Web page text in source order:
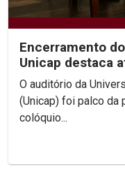
Encerramento
Unicap destaca
Chibata nos...
O auditório da
(Unicap) foi palco da
colóquio...